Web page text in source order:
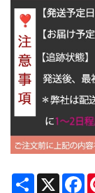
Share X